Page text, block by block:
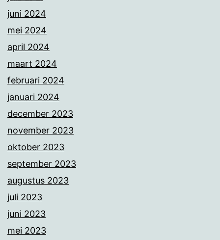
juni 2024
mei 2024
april 2024
maart 2024
februari 2024
januari 2024
december 2023
november 2023
oktober 2023
september 2023
augustus 2023
juli 2023
juni 2023
mei 2023